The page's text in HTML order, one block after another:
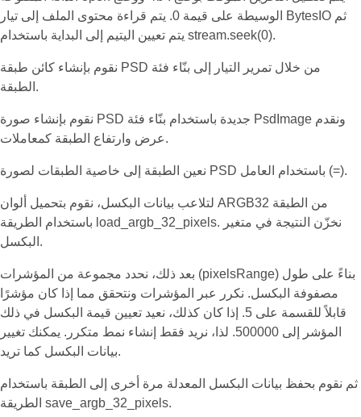
الوسيطة على قيمة 0. يتم قراءة محتوى الملف إلى تيار BytesIO ثم
يتم تعيين اليتيم إلى البداية باستخدام stream.seek(0).
نقوم بإنشاء كائن طبقة PSD من خلال تمرير التيار إلى بنّاء فئة
الطبقة.
نقوم بإنشاء صورة PSD جديدة باستخدام بنّاء فئة PsdImage ونقدم
عرض وارتفاع الطبقة كمعاملات.
نعين الطبقة إلى خاصية الطبقات لصورة PSD باستخدام العامل (=).
لتلاعب بيانات البكسل، نقوم بتحميل ألوان ARGB32 من الطبقة
باستخدام الطريقة load_argb_32_pixels. نخزّن النتيجة في متغير
البكسل.
بعد ذلك، نحدد مجموعة من المؤشرات (pixelsRange) بناءً على طول
مصفوفة البكسل. نكرر عبر المؤشرات ونتحقق مما إذا كان مؤشرًا
قابلاً للقسمة على 5. إذا كان كذلك، نعيد تعيين قيمة البكسل في ذلك
المؤشر إلى 500000. لذا، نريد فقط إنشاء نمط متكرر. يمكنك تغيير
بيانات البكسل كما تريد.
ثم نقوم بحفظ بيانات البكسل المعدلة مرة أخرى إلى الطبقة باستخدام
الطريقة save_argb_32_pixels.